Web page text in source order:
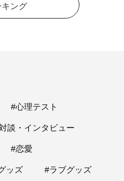
ング
#心理テスト
談・インタビュー
#恋愛
ッズ #ラブグッズ